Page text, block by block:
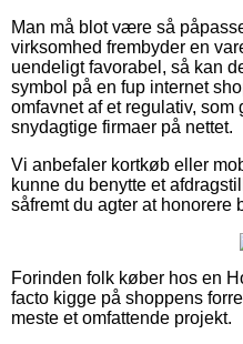
Man må blot være så
virksomhed frembyder en
uendeligt favorabel, så kan
symbol på en fup internet
omfavnet af et regulativ, som
snydagtige firmaer på nettet.
Vi anbefaler kortkøb eller
kunne du benytte et
såfremt du agter at honorere
Forinden folk køber hos en
facto kigge på shoppens
meste et omfattende projekt.